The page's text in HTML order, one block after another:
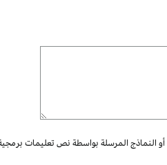
النماذج المرسلة بواسطة نص تعليمات